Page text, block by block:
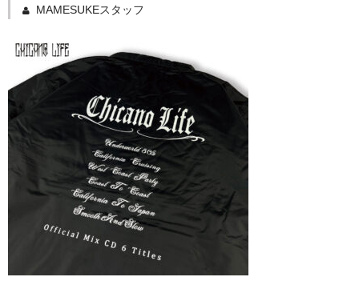
全商品（ウェア）
Tシャツ
ロングTシャツ
ゲームシャツ
コーチジャケット
スウェット＆フーディ
MAMESUKEスタッフ